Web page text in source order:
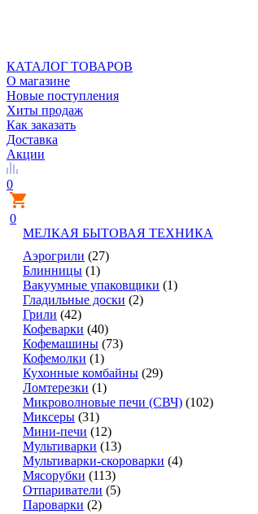
КАТАЛОГ ТОВАРОВ
О магазине
Новые поступления
Хиты продаж
Как заказать
Доставка
Акции
0
0
МЕЛКАЯ БЫТОВАЯ ТЕХНИКА
Аэрогрили (27)
Блинницы (1)
Вакуумные упаковщики (1)
Гладильные доски (2)
Грили (42)
Кофеварки (40)
Кофемашины (73)
Кофемолки (1)
Кухонные комбайны (29)
Ломтерезки (1)
Микроволновые печи (СВЧ) (102)
Миксеры (31)
Мини-печи (12)
Мультиварки (13)
Мультиварки-скороварки (4)
Мясорубки (113)
Отпариватели (5)
Пароварки (2)